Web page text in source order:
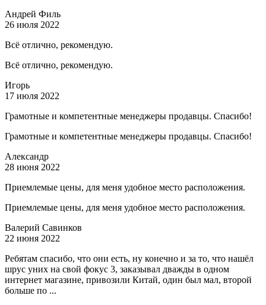
Андрей Филь
26 июля 2022
Всё отлично, рекомендую.
Всё отлично, рекомендую.
Игорь
17 июля 2022
Грамотные и компетентные менеджеры продавцы. Спасибо!
Грамотные и компетентные менеджеры продавцы. Спасибо!
Александр
28 июня 2022
Приемлемые цены, для меня удобное место расположения.
Приемлемые цены, для меня удобное место расположения.
Валерий Савинков
22 июня 2022
Ребятам спасибо, что они есть, ну конечно и за то, что нашёл
шрус уних на свой фокус 3, заказывал дважды в одном
интернет магазине, привозили Китай, один был мал, второй
больше по ...